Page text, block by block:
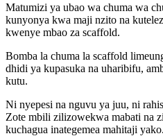
Matumizi ya ubao wa chuma wa
kunyonya kwa maji nzito na
kwenye mbao za scaffold.
Bomba la chuma la scaffold
dhidi ya kupasuka na uharibifu,
kutu.
Ni nyepesi na nguvu ya juu, ni
Zote mbili zilizowekwa mabati na
kuchagua inategemea mahitaji yako.